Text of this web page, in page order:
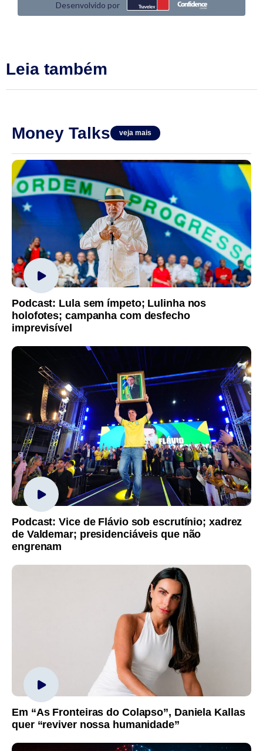
Leia também
Money Talks veja mais
Podcast: Lula sem ímpeto; Lulinha nos
holofotes; campanha com desfecho
imprevisível
Podcast: Vice de Flávio sob escrutínio; xadrez
de Valdemar; presidenciáveis que não
engrenam
Em “As Fronteiras do Colapso”, Daniela Kallas
quer “reviver nossa humanidade”